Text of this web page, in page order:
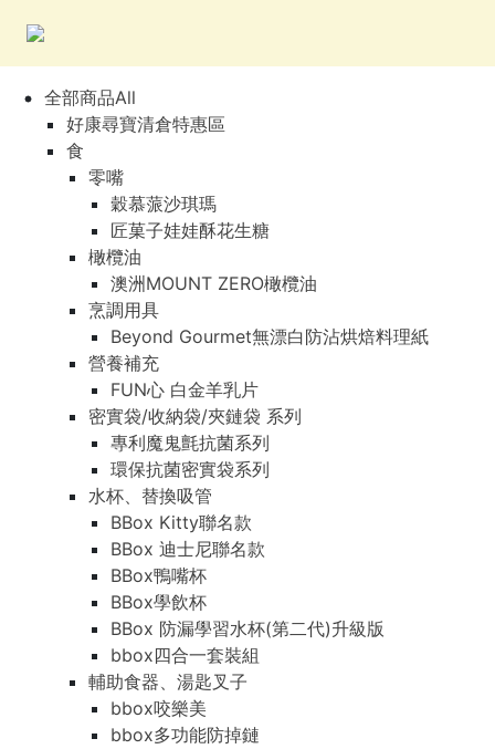
全部商品All
好康尋寶清倉特惠區
食
零嘴
穀慕蒎沙琪瑪
匠菓子娃娃酥花生糖
橄欖油
澳洲MOUNT ZERO橄欖油
烹調用具
Beyond Gourmet無漂白防沾烘焙料理紙
營養補充
FUN心 白金羊乳片
密實袋/收納袋/夾鏈袋 系列
專利魔鬼氈抗菌系列
環保抗菌密實袋系列
水杯、替換吸管
BBox Kitty聯名款
BBox 迪士尼聯名款
BBox鴨嘴杯
BBox學飲杯
BBox 防漏學習水杯(第二代)升級版
bbox四合一套裝組
輔助食器、湯匙叉子
bbox咬樂美
bbox多功能防掉鏈